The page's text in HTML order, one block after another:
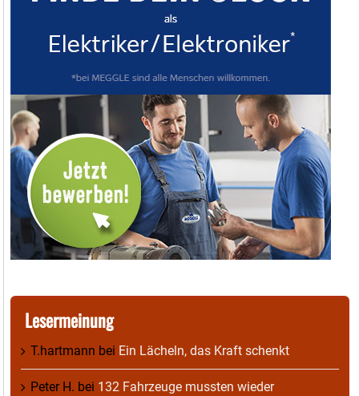
Lesermeinung
T.hartmann bei Ein Lächeln, das Kraft schenkt
Peter H. bei 132 Fahrzeuge mussten wieder